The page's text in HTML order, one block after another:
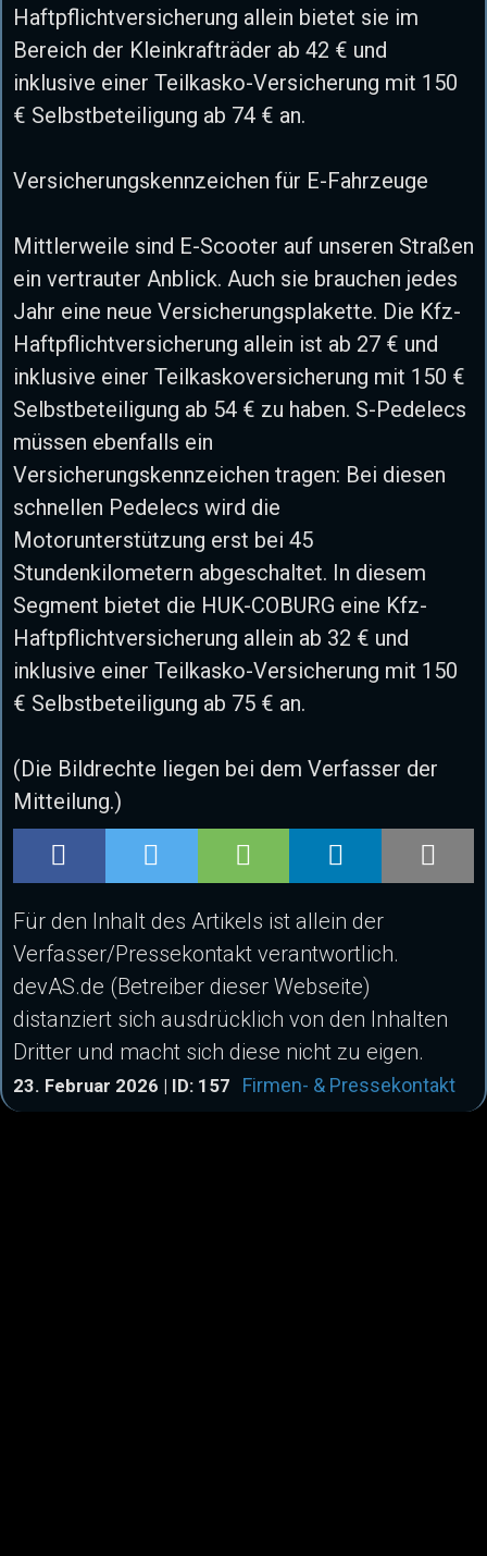
Haftpflichtversicherung allein bietet sie im
Bereich der Kleinkrafträder ab 42 € und
inklusive einer Teilkasko-Versicherung mit 150
€ Selbstbeteiligung ab 74 € an.
Versicherungskennzeichen für E-Fahrzeuge
Mittlerweile sind E-Scooter auf unseren Straßen
ein vertrauter Anblick. Auch sie brauchen jedes
Jahr eine neue Versicherungsplakette. Die Kfz-
Haftpflichtversicherung allein ist ab 27 € und
inklusive einer Teilkaskoversicherung mit 150 €
Selbstbeteiligung ab 54 € zu haben. S-Pedelecs
müssen ebenfalls ein
Versicherungskennzeichen tragen: Bei diesen
schnellen Pedelecs wird die
Motorunterstützung erst bei 45
Stundenkilometern abgeschaltet. In diesem
Segment bietet die HUK-COBURG eine Kfz-
Haftpflichtversicherung allein ab 32 € und
inklusive einer Teilkasko-Versicherung mit 150
€ Selbstbeteiligung ab 75 € an.
(Die Bildrechte liegen bei dem Verfasser der
Mitteilung.)
Für den Inhalt des Artikels ist allein der
Verfasser/Pressekontakt verantwortlich.
devAS.de (Betreiber dieser Webseite)
distanziert sich ausdrücklich von den Inhalten
Dritter und macht sich diese nicht zu eigen.
23. Februar 2026 | ID: 157 Firmen- & Pressekontakt